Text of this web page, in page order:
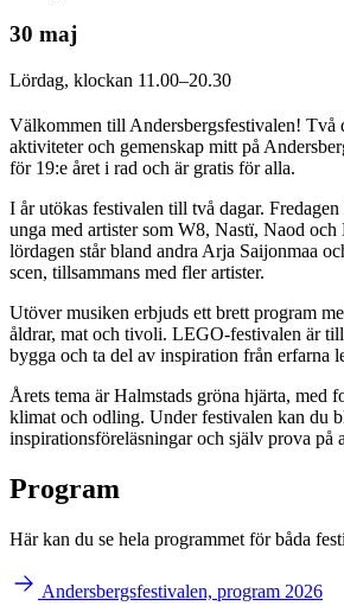
30 maj
Lördag, klockan 11.00–20.30
Välkommen till Andersbergsfestivalen! Två
aktiviteter och gemenskap mitt på
för 19:e året i rad och är gratis för alla.
I år utökas festivalen till två dagar.
unga med artister som W8, Nastï, Naod
lördagen står bland andra Arja Saijonmaa
scen, tillsammans med fler artister.
Utöver musiken erbjuds ett brett program
åldrar, mat och tivoli. LEGO-festivalen är
bygga och ta del av inspiration från erfarna
Årets tema är Halmstads gröna hjärta, med
klimat och odling. Under festivalen kan du
inspirationsföreläsningar och själv prova på
Program
Här kan du se hela programmet för båda
Andersbergsfestivalen, program 2026